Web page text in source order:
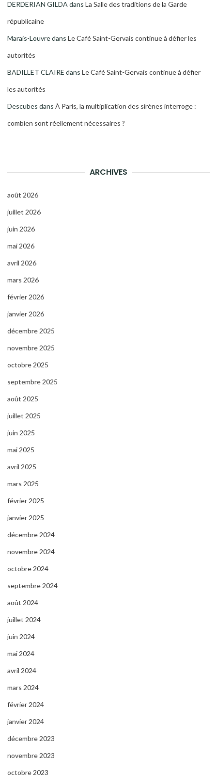
DERDERIAN GILDA dans La Salle des traditions de la Garde
républicaine
Marais-Louvredans Le Café Saint-Gervais continue à défier les
autorités
BADILLET CLAIRE dans Le Café Saint-Gervais continue à défier
les autorités
Descubes dans À Paris, la multiplication des sirènes interroge :
combien sont réellement nécessaires ?
ARCHIVES
août 2026
juillet 2026
juin 2026
mai 2026
avril 2026
mars 2026
février 2026
janvier 2026
décembre 2025
novembre 2025
octobre 2025
septembre 2025
août 2025
juillet 2025
juin 2025
mai 2025
avril 2025
mars 2025
février 2025
janvier 2025
décembre 2024
novembre 2024
octobre 2024
septembre 2024
août 2024
juillet 2024
juin 2024
mai 2024
avril 2024
mars 2024
février 2024
janvier 2024
décembre 2023
novembre 2023
octobre 2023